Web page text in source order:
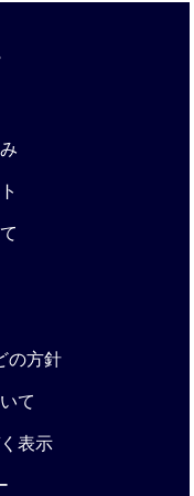
の方針
て
表示